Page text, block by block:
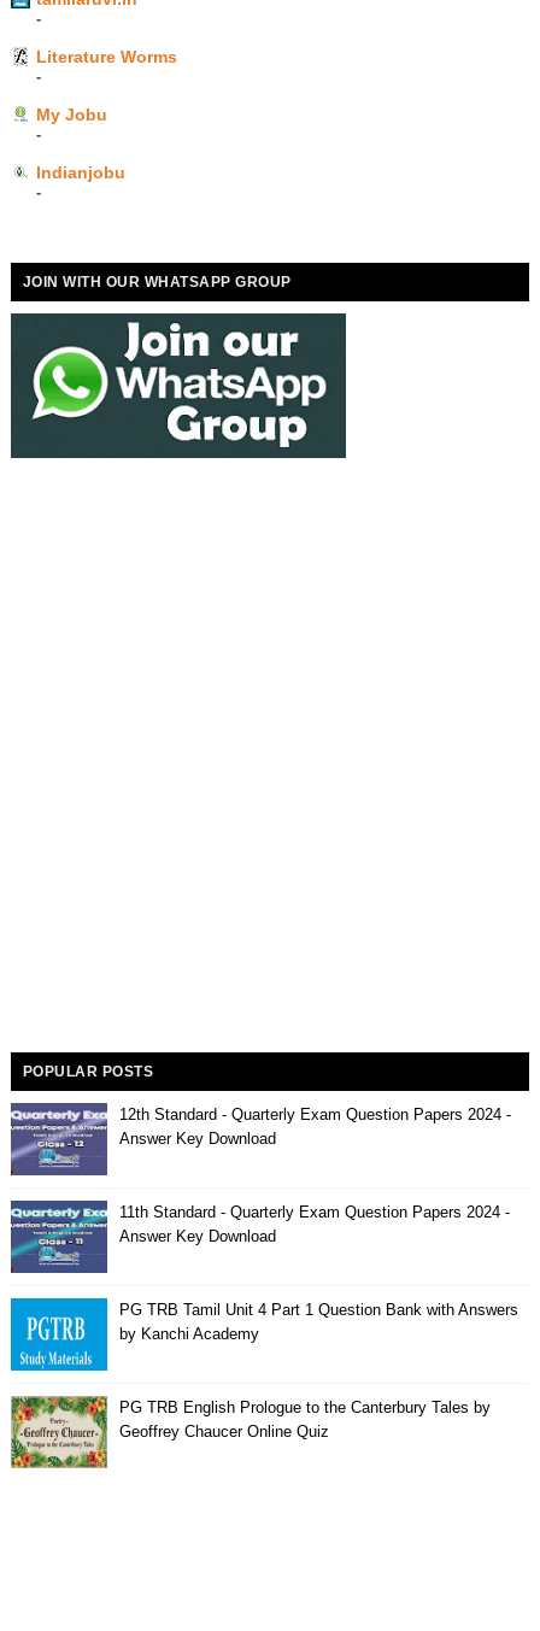
-
Literature Worms
-
My Jobu
-
Indianjobu
-
JOIN WITH OUR WHATSAPP GROUP
POPULAR POSTS
12th Standard - Quarterly Exam Question Papers 2024 -
Answer Key Download
11th Standard - Quarterly Exam Question Papers 2024 -
Answer Key Download
PG TRB Tamil Unit 4 Part 1 Question Bank with Answers
by Kanchi Academy
PG TRB English Prologue to the Canterbury Tales by
Geoffrey Chaucer Online Quiz